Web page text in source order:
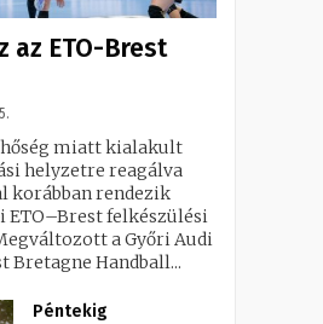
az ETO-Brest
miatt kialakult
helyzetre reagálva
korábban rendezik
ETO–Brest felkészülési
a Győri Audi
Bretagne Handball...
Péntekig